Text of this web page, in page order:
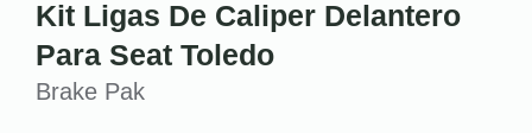
Kit Ligas De Caliper Delantero
Para Seat Toledo
Brake Pak